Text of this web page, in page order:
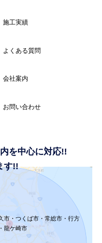
施工実績
よくある質問
会社案内
お問い合わせ
を中心に対応!!
す!!
市・つくば市・常総市・行方
龍ケ崎市